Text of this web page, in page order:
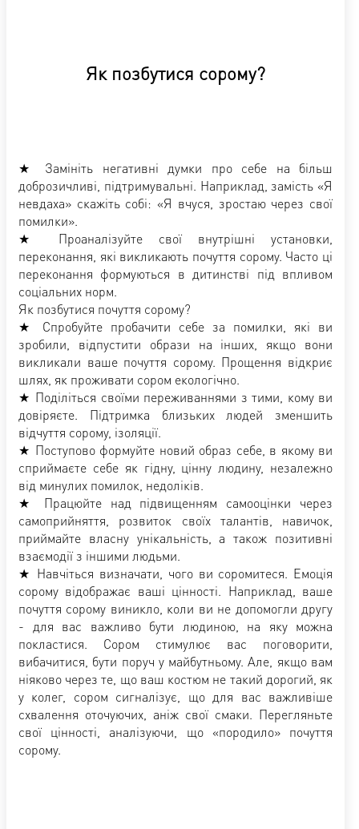
Як позбутися сорому?
★ Замініть негативні думки про себе на більш
доброзичливі, підтримувальні. Наприклад, замість «Я
невдаха» скажіть собі: «Я вчуся, зростаю через свої
помилки».
★ Проаналізуйте свої внутрішні установки,
переконання, які викликають почуття сорому. Часто ці
переконання формуються в дитинстві під впливом
соціальних норм.
Як позбутися почуття сорому?
★ Спробуйте пробачити себе за помилки, які ви
зробили, відпустити образи на інших, якщо вони
викликали ваше почуття сорому. Прощення відкриє
шлях, як проживати сором екологічно.
★ Поділіться своїми переживаннями з тими, кому ви
довіряєте. Підтримка близьких людей зменшить
відчуття сорому, ізоляції.
★ Поступово формуйте новий образ себе, в якому ви
сприймаєте себе як гідну, цінну людину, незалежно
від минулих помилок, недоліків.
★ Працюйте над підвищенням самооцінки через
самоприйняття, розвиток своїх талантів, навичок,
приймайте власну унікальність, а також позитивні
взаємодії з іншими людьми.
★ Навчіться визначати, чого ви соромитеся. Емоція
сорому відображає ваші цінності. Наприклад, ваше
почуття сорому виникло, коли ви не допомогли другу
- для вас важливо бути людиною, на яку можна
покластися. Сором стимулює вас поговорити,
вибачитися, бути поруч у майбутньому. Але, якщо вам
ніяково через те, що ваш костюм не такий дорогий, як
у колег, сором сигналізує, що для вас важливіше
схвалення оточуючих, аніж свої смаки. Перегляньте
свої цінності, аналізуючи, що «породило» почуття
сорому.